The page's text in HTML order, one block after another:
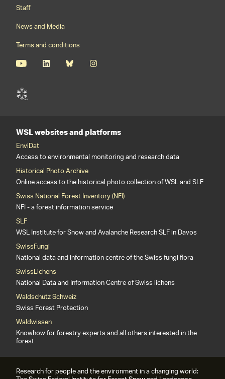
Staff
News and Media
Terms and conditions
WSL websites and platforms
EnviDat
Access to environmental monitoring and research data
Historical Photo Archive
Online access to the historical photo collection of WSL and SLF
Swiss National Forest Inventory (NFI)
NFI - a forest information service
SLF
WSL Institute for Snow and Avalanche Research SLF in Davos
SwissFungi
National data and information centre of the Swiss fungi flora
SwissLichens
National Data and Information Centre of Swiss lichens
Waldschutz Schweiz
Swiss Forest Protection
Waldwissen
Knowhow for forestry experts and all others interested in the
forest
Research for people and the environment in a changing world: